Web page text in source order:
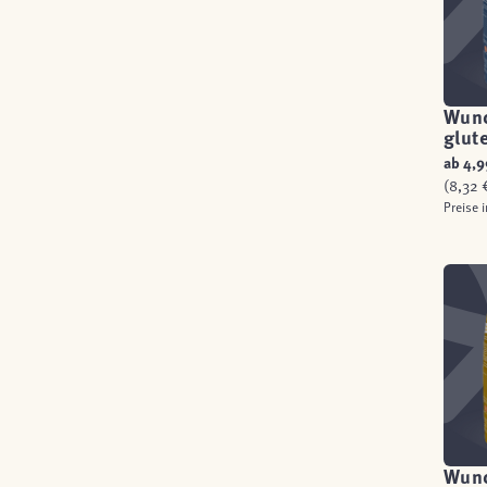
ab
(8,32
Preise